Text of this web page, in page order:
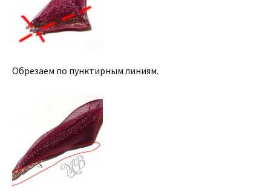
Обрезаем по пунктирным линиям.